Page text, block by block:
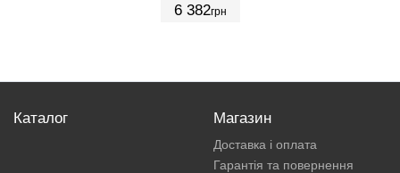
6 382грн
Каталог Магазин
Доставка і оплата
Гарантія та повернення